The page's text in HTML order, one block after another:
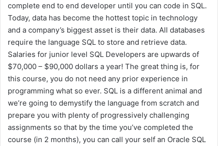
complete end to end developer until you can code in SQL.
Today, data has become the hottest topic in technology
and a company’s biggest asset is their data. All databases
require the language SQL to store and retrieve data.
Salaries for junior level SQL Developers are upwards of
$70,000 – $90,000 dollars a year! The great thing is, for
this course, you do not need any prior experience in
programming what so ever. SQL is a different animal and
we’re going to demystify the language from scratch and
prepare you with plenty of progressively challenging
assignments so that by the time you’ve completed the
course (in 2 months), you can call your self an Oracle SQL